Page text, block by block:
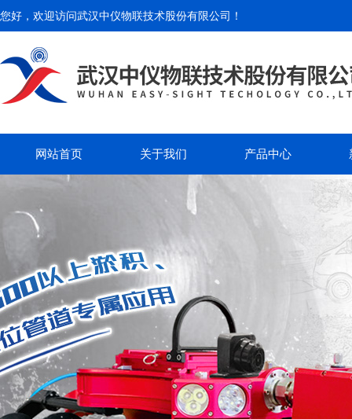
您好，欢迎访问武汉中仪物联技术股份有限公司 ！
网站首页 关于我们 产品中心